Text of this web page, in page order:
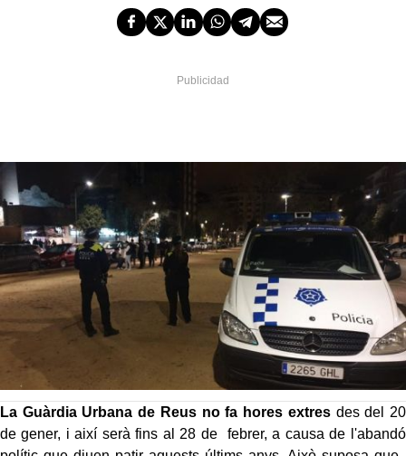
La Guàrdia Urbana de Reus no fa hores extresdes del 20
de gener, i així serà fins al 28 de febrer, a causa de l'abandó